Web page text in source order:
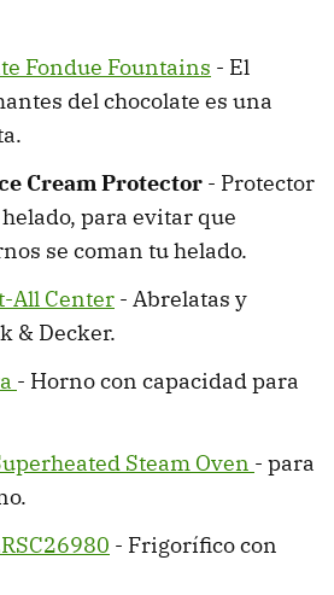
Fondue Fountains - El
del chocolate es una
Cream Protector - Protector
para evitar que
se coman tu helado.
All Center - Abrelatas y
& Decker.
- Horno con capacidad para
Steam Oven - para
- Frigorífico con